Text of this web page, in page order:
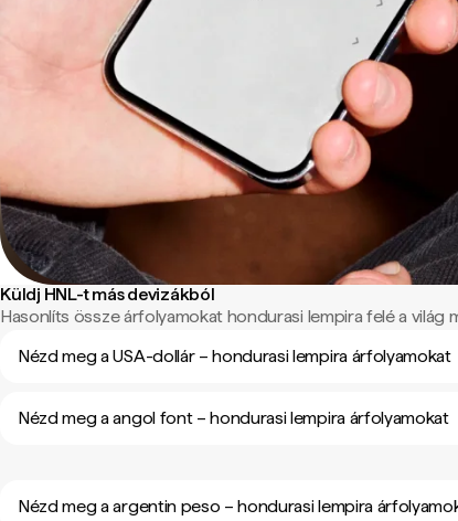
Küldj HNL-t más devizákból
Hasonlíts össze árfolyamokat hondurasi lempira felé a világ
Nézd meg a USA-dollár – hondurasi lempira árfolyamokat
Nézd meg a angol font – hondurasi lempira árfolyamokat
Nézd meg a argentin peso – hondurasi lempira